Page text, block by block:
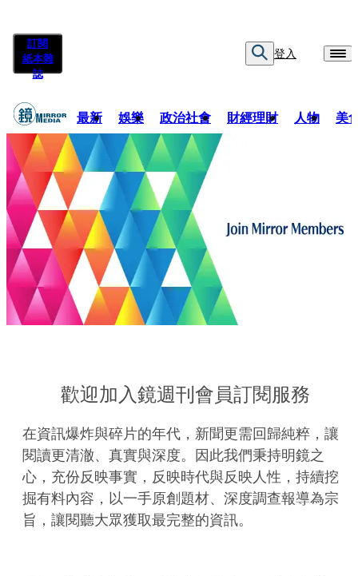
訂閱
紙本雜
誌
登入
最新 娛樂 政治社會 財經理財 人物 美
歡迎加入鏡週刊會員訂閱服務
在資訊爆炸與碎片的年代，新聞更需回歸純粹，讓
閱讀更清澈、真實與深度。因此我們秉持明鏡之
心，充份反映事實，反映時代與反映人性，持續挖
掘有料內容，以一手原創題材、深度調查報導為宗
旨，讓閱聽大眾獲取最完整的資訊。